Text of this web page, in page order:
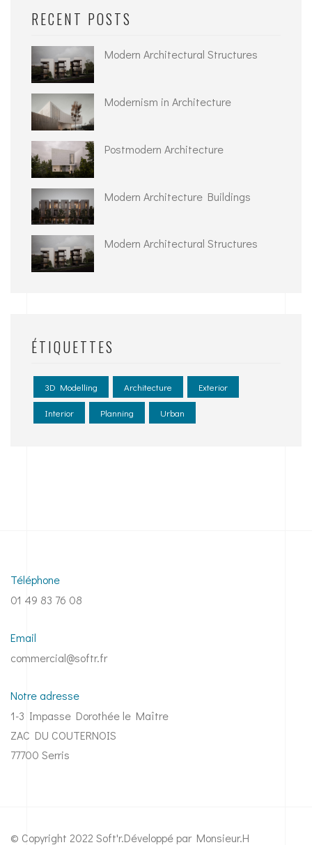
RECENT POSTS
Modern Architectural Structures
Modernism in Architecture
Postmodern Architecture
Modern Architecture Buildings
Modern Architectural Structures
ÉTIQUETTES
3D Modelling Architecture Exterior
Interior Planning Urban
Téléphone
01 49 83 76 08
Email
commercial@softr.fr
Notre adresse
1-3 Impasse Dorothée le Maître
ZAC DU COUTERNOIS
77700 Serris
© Copyright 2022 Soft'r.Développé par Monsieur.H